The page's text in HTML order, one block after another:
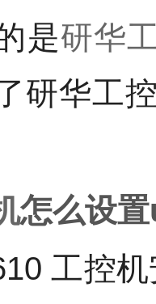
是研华
研华工
怎么设
工控机